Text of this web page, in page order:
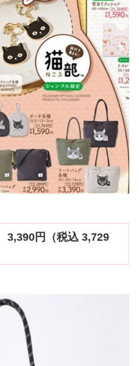
3,390円（税込 3,729